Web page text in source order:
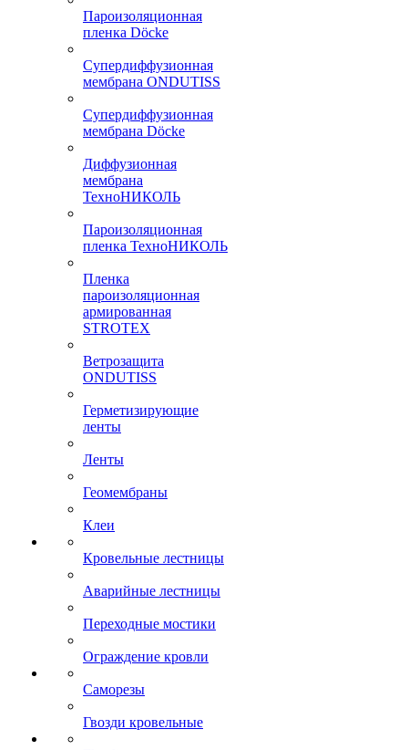
Пароизоляционная
пленка Döcke
Супердиффузионная
мембрана ONDUTISS
Супердиффузионная
мембрана Döcke
Диффузионная
мембрана
ТехноНИКОЛЬ
Пароизоляционная
пленка ТехноНИКОЛЬ
Пленка
пароизоляционная
армированная
STROTEX
Ветрозащита
ONDUTISS
Герметизирующие
ленты
Ленты
Геомембраны
Клеи
Кровельные лестницы
Аварийные лестницы
Переходные мостики
Ограждение кровли
Саморезы
Гвозди кровельные